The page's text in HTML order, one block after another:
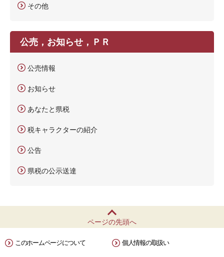
その他
公売，お知らせ，ＰＲ
公売情報
お知らせ
あなたと県税
税キャラクターの紹介
公告
県税の公示送達
ページの先頭へ
このホームページについて 個人情報の取扱い